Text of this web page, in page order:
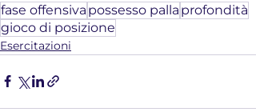
fase offensiva possesso palla profondità
gioco di posizione
Esercitazioni